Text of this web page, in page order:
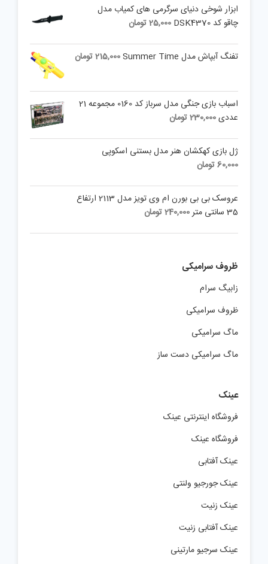
99,000 تومان.
ابزار شوخی دنیای سرگرمی های کمیاب مدل
چاقو کد DSK4370
25,000تومان
تفنگ آبپاش مدل Summer Time 215,000تومان
اسباب بازی جنگی مدل سرباز کد 0160 مجموعه 21
عددی230,000تومان
ژل بازی کهکشان هنر مدل بستنی اسکوپی
60,000تومان
عروسک بی بی بورن ام وی تویز مدل 2113 ارتفاع
35 سانتی متر
240,000تومان
ظروف سرامیکی
زابیگ سرام
ظروف سرامیکی
ماگ سرامیکی
ماگ سرامیکی دست ساز
عینک
فروشگاه اینترنتی عینک
فروشگاه عینک
عینک آفتابی
عینک جورجیو ولنتی
عینک زنیت
عینک آفتابی زنیت
عینک سرجیو مارتینی